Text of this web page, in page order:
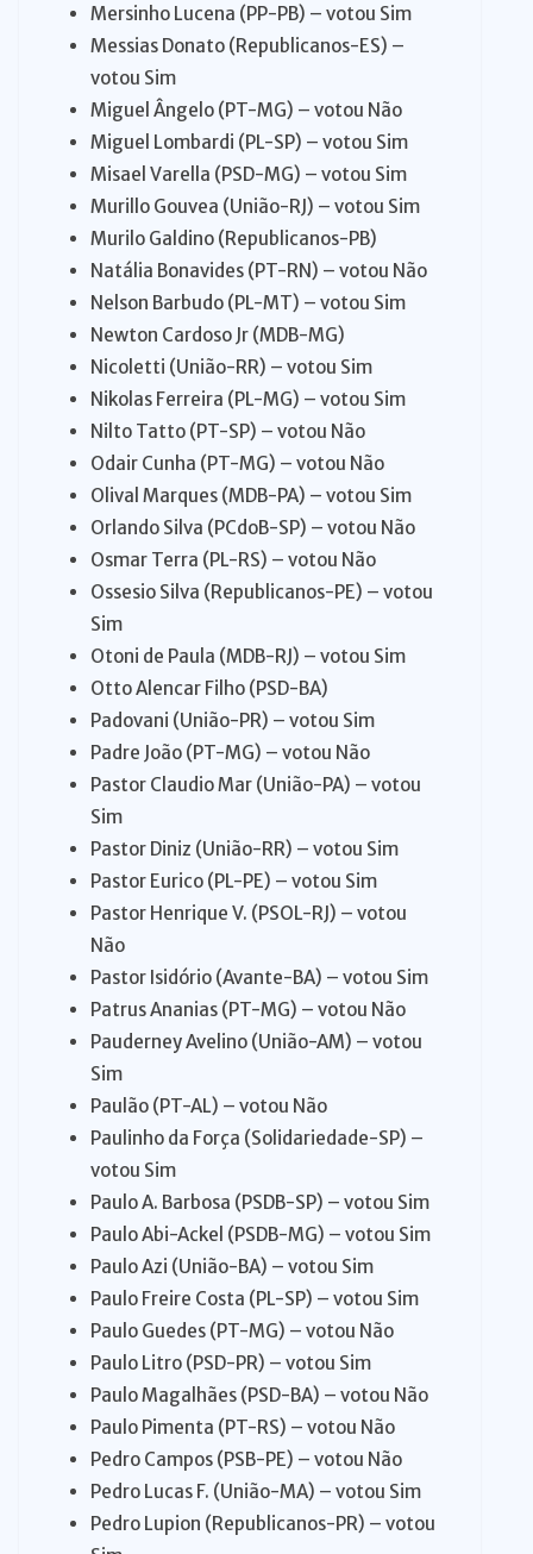
Mersinho Lucena (PP-PB) – votou Sim
Messias Donato (Republicanos-ES) –
votou Sim
Miguel Ângelo (PT-MG) – votou Não
Miguel Lombardi (PL-SP) – votou Sim
Misael Varella (PSD-MG) – votou Sim
Murillo Gouvea (União-RJ) – votou Sim
Murilo Galdino (Republicanos-PB)
Natália Bonavides (PT-RN) – votou Não
Nelson Barbudo (PL-MT) – votou Sim
Newton Cardoso Jr (MDB-MG)
Nicoletti (União-RR) – votou Sim
Nikolas Ferreira (PL-MG) – votou Sim
Nilto Tatto (PT-SP) – votou Não
Odair Cunha (PT-MG) – votou Não
Olival Marques (MDB-PA) – votou Sim
Orlando Silva (PCdoB-SP) – votou Não
Osmar Terra (PL-RS) – votou Não
Ossesio Silva (Republicanos-PE) – votou
Sim
Otoni de Paula (MDB-RJ) – votou Sim
Otto Alencar Filho (PSD-BA)
Padovani (União-PR) – votou Sim
Padre João (PT-MG) – votou Não
Pastor Claudio Mar (União-PA) – votou
Sim
Pastor Diniz (União-RR) – votou Sim
Pastor Eurico (PL-PE) – votou Sim
Pastor Henrique V. (PSOL-RJ) – votou
Não
Pastor Isidório (Avante-BA) – votou Sim
Patrus Ananias (PT-MG) – votou Não
Pauderney Avelino (União-AM) – votou
Sim
Paulão (PT-AL) – votou Não
Paulinho da Força (Solidariedade-SP) –
votou Sim
Paulo A. Barbosa (PSDB-SP) – votou Sim
Paulo Abi-Ackel (PSDB-MG) – votou Sim
Paulo Azi (União-BA) – votou Sim
Paulo Freire Costa (PL-SP) – votou Sim
Paulo Guedes (PT-MG) – votou Não
Paulo Litro (PSD-PR) – votou Sim
Paulo Magalhães (PSD-BA) – votou Não
Paulo Pimenta (PT-RS) – votou Não
Pedro Campos (PSB-PE) – votou Não
Pedro Lucas F. (União-MA) – votou Sim
Pedro Lupion (Republicanos-PR) – votou